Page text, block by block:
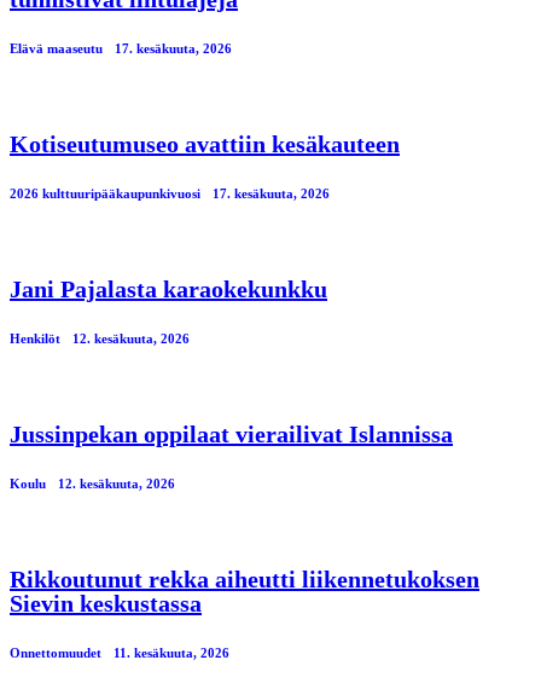
Elävä maaseutu 17. kesäkuuta, 2026
Kotiseutumuseo avattiin kesäkauteen
2026 kulttuuripääkaupunkivuosi 17. kesäkuuta, 2026
Jani Pajalasta karaokekunkku
Henkilöt 12. kesäkuuta, 2026
Jussinpekan oppilaat vierailivat Islannissa
Koulu 12. kesäkuuta, 2026
Rikkoutunut rekka aiheutti liikennetukoksen
Sievin keskustassa
Onnettomuudet 11. kesäkuuta, 2026